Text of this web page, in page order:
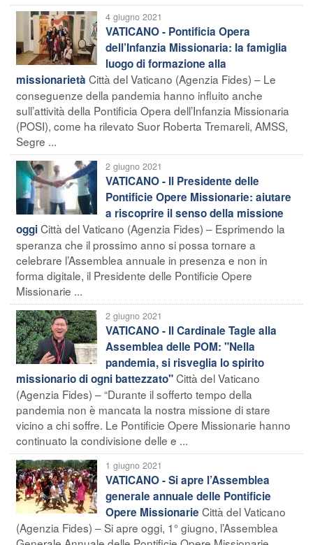
4 giugno 2021
VATICANO - Pontificia Opera
dell’Infanzia Missionaria: la famiglia
luogo di formazione alla
missionarietà Città del Vaticano (Agenzia Fides) – Le
conseguenze della pandemia hanno influito anche
sull’attività della Pontificia Opera dell’Infanzia Missionaria
(POSI), come ha rilevato Suor Roberta Tremareli, AMSS,
Segre ...
2 giugno 2021
VATICANO - Il Presidente delle
Pontificie Opere Missionarie: aiutare
a riscoprire il senso della missione
oggiCittà del Vaticano (Agenzia Fides) – Esprimendo la
speranza che il prossimo anno si possa tornare a
celebrare l’Assemblea annuale in presenza e non in
forma digitale, il Presidente delle Pontificie Opere
Missionarie ...
2 giugno 2021
VATICANO - Il Cardinale Tagle alla
Assemblea delle POM: "Nella
pandemia, si risveglia lo spirito
missionario di ogni battezzato"Città del Vaticano
(Agenzia Fides) – “Durante il sofferto tempo della
pandemia non è mancata la nostra missione di stare
vicino a chi soffre. Le Pontificie Opere Missionarie hanno
continuato la condivisione delle e ...
1 giugno 2021
VATICANO - Si apre l’Assemblea
generale annuale delle Pontificie
Opere Missionarie Città del Vaticano
(Agenzia Fides) – Si apre oggi, 1° giugno, l’Assemblea